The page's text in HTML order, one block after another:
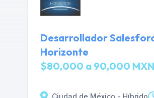
Desarrollador
Horizonte
$80,000 a 90,000
Ciudad de México - Híbrido